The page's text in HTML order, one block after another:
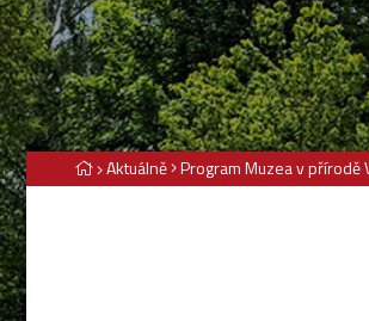
Aktuálně Program Muzea v přírodě